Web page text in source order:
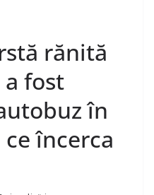
rănită
fost
în
încerca